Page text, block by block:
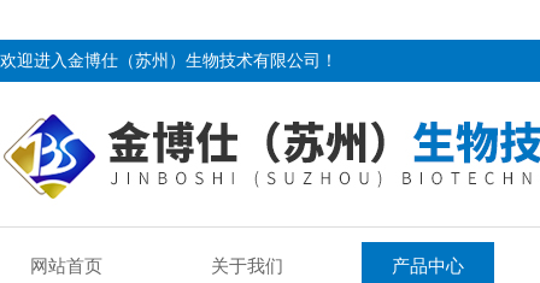
欢迎进入金博仕（苏州）生物技术有限公司！
网站首页 关于我们 产品中心